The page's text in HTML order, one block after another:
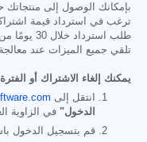
بإمكانك الوصول إلى منتجاتك
ترغب في استرداد قيمة
طلب
تلقي جميع الميزات عند
يمكنك إلغاء الاشتراك أو
انتقل إلى
الدخول" في الزاوية
قم بتسجيل الدخول